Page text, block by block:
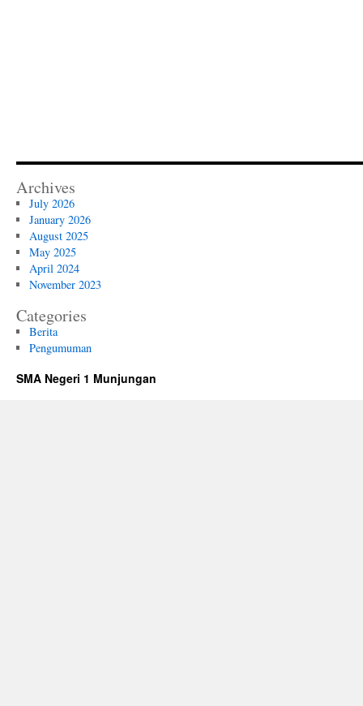
Archives
July 2026
January 2026
August 2025
May 2025
April 2024
November 2023
Categories
Berita
Pengumuman
SMA Negeri 1 Munjungan